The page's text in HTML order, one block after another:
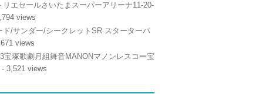
リエセールさいたまスーパーアリーナ11-20-
views
ド/サンダー/シークレットSR スターターパ
views
宝塚歌劇月組舞音MANONマノンレスコー宝
- 3,521 views